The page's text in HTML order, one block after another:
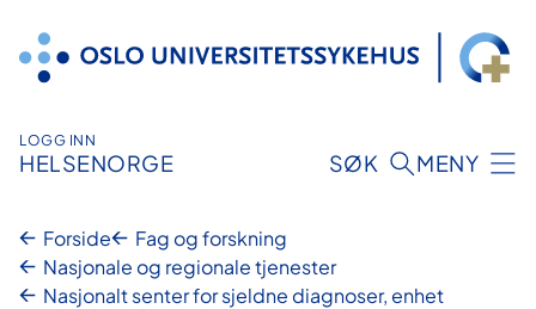
innhold
LOGG INN
HELSENORGE SØK MENY
Forside
Fag og forskning
Nasjonale og regionale tjenester
Nasjonalt senter for sjeldne diagnoser, enhet